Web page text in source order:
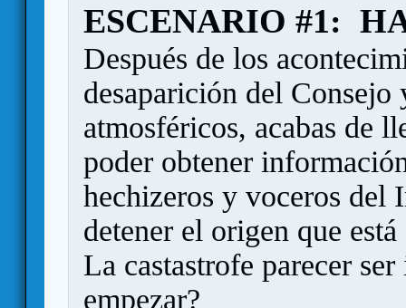
ESCENARIO #1:
Después de los
desaparición del
atmosféricos, acabas de
poder obtener
hechizeros y voceros del
detener el origen que
La castastrofe parecer
empezar?